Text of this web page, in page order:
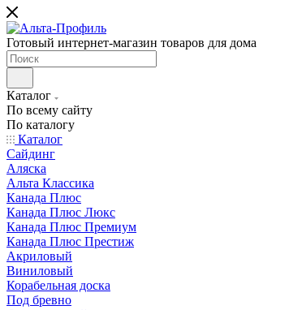
Готовый интернет-магазин товаров для дома
Каталог
По всему сайту
По каталогу
Каталог
Сайдинг
Аляска
Альта Классика
Канада Плюс
Канада Плюс Люкс
Канада Плюс Премиум
Канада Плюс Престиж
Акриловый
Виниловый
Корабельная доска
Под бревно